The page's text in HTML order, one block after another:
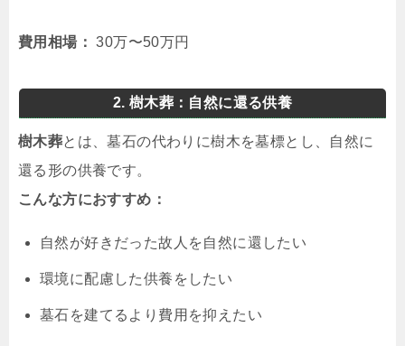
費用相場： 30万〜50万円
2. 樹木葬：自然に還る供養
樹木葬とは、墓石の代わりに樹木を墓標とし、自然に
還る形の供養です。
こんな方におすすめ：
自然が好きだった故人を自然に還したい
環境に配慮した供養をしたい
墓石を建てるより費用を抑えたい